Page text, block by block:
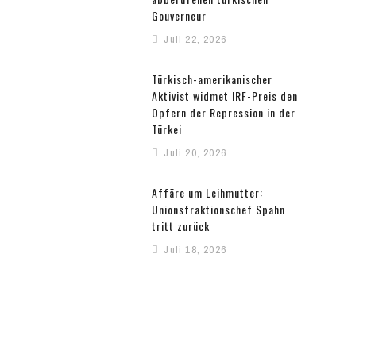
Gouverneur
Juli 22, 2026
Türkisch-amerikanischer
Aktivist widmet IRF-Preis den
Opfern der Repression in der
Türkei
Juli 20, 2026
Affäre um Leihmutter:
Unionsfraktionschef Spahn
tritt zurück
Juli 18, 2026